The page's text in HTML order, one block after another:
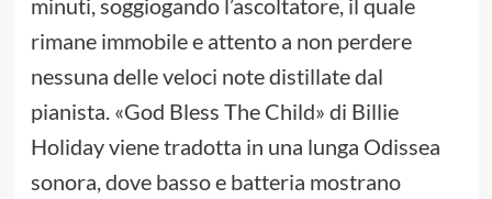
minuti, soggiogando l’ascoltatore, il quale
rimane immobile e attento a non perdere
nessuna delle veloci note distillate dal
pianista. «God Bless The Child» di Billie
Holiday viene tradotta in una lunga Odissea
sonora, dove basso e batteria mostrano